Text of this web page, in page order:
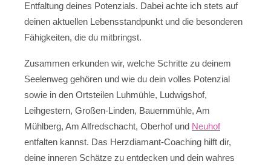
Entfaltung deines Potenzials. Dabei achte ich stets auf
deinen aktuellen Lebensstandpunkt und die besonderen
Fähigkeiten, die du mitbringst.
Zusammen erkunden wir, welche Schritte zu deinem
Seelenweg gehören und wie du dein volles Potenzial
sowie in den Ortsteilen Luhmühle, Ludwigshof,
Leihgestern, Großen-Linden, Bauernmühle, Am
Mühlberg, Am Alfredschacht, Oberhof und Neuhof
entfalten kannst. Das Herzdiamant-Coaching hilft dir,
deine inneren Schätze zu entdecken und dein wahres